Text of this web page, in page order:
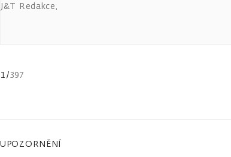
J&T Redakce,
1/397
UPOZORNĚNÍ